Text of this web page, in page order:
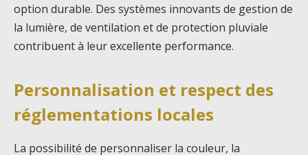
option durable. Des systèmes innovants de gestion de
la lumière, de ventilation et de protection pluviale
contribuent à leur excellente performance.
Personnalisation et respect des
réglementations locales
La possibilité de personnaliser la couleur, la